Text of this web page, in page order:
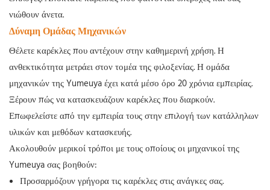
νιώθουν άνετα.
Δύναμη Ομάδας Μηχανικών
Θέλετε καρέκλες που αντέχουν στην καθημερινή χρήση. Η
ανθεκτικότητα μετράει στον τομέα της φιλοξενίας. Η ομάδα
μηχανικών της Yumeuya έχει κατά μέσο όρο 20 χρόνια εμπειρίας.
Ξέρουν πώς να κατασκευάζουν καρέκλες που διαρκούν.
Επωφελείστε από την εμπειρία τους στην επιλογή των κατάλληλων
υλικών και μεθόδων κατασκευής.
Ακολουθούν μερικοί τρόποι με τους οποίους οι μηχανικοί της
Yumeuya σας βοηθούν:
Προσαρμόζουν γρήγορα τις καρέκλες στις ανάγκες σας.